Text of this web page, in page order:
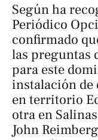
Según ha
Periódico
confirmado
las preguntas
para este
instalación de
en territorio
otra en
John